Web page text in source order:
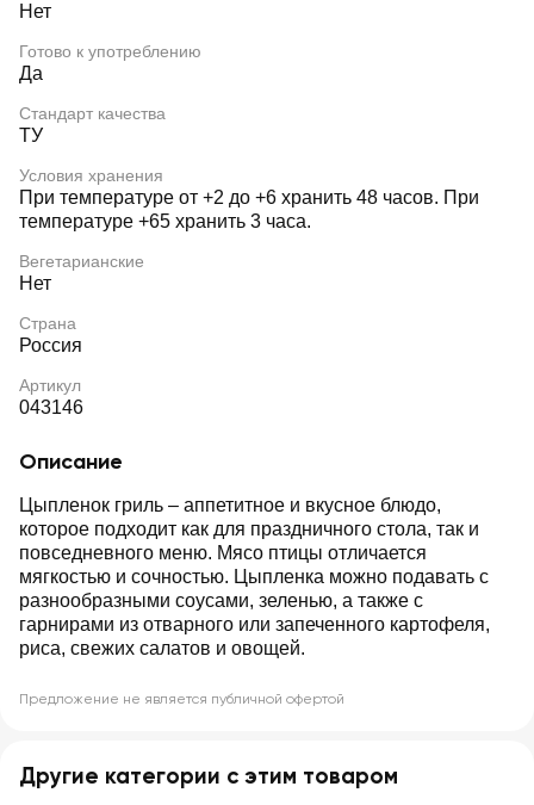
Нет
Готово к употреблению
Да
Стандарт качества
ТУ
Условия хранения
При температуре от +2 до +6 хранить 48 часов. При
температуре +65 хранить 3 часа.
Вегетарианские
Нет
Страна
Россия
Артикул
043146
Описание
Цыпленок гриль – аппетитное и вкусное блюдо,
которое подходит как для праздничного стола, так и
повседневного меню. Мясо птицы отличается
мягкостью и сочностью. Цыпленка можно подавать с
разнообразными соусами, зеленью, а также с
гарнирами из отварного или запеченного картофеля,
риса, свежих салатов и овощей.
Предложение не является публичной офертой
Другие категории с этим товаром